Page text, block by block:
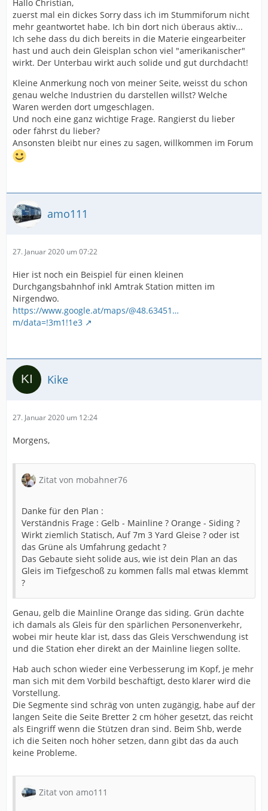
Hallo Christian,
zuerst mal ein dickes Sorry dass ich im Stummiforum nicht
mehr geantwortet habe. Ich bin dort nich überaus aktiv...
Ich sehe dass du dich bereits in die Materie eingearbeiter
hast und auch dein Gleisplan schon viel "amerikanischer"
wirkt. Der Unterbau wirkt auch solide und gut durchdacht!
Kleine Anmerkung noch von meiner Seite, weisst du schon
genau welche Industrien du darstellen willst? Welche
Waren werden dort umgeschlagen.
Und noch eine ganz wichtige Frage. Rangierst du lieber
oder fährst du lieber?
Ansonsten bleibt nur eines zu sagen, willkommen im Forum
amo111
27. Januar 2020 um 07:22
Hier ist noch ein Beispiel für einen kleinen
Durchgangsbahnhof inkl Amtrak Station mitten im
Nirgendwo.
https://www.google.at/maps/@48.63451…
m/data=!3m1!1e3
Kike
27. Januar 2020 um 12:24
Morgens,
Zitat von mobahner76
Danke für den Plan :
Verständnis Frage : Gelb - Mainline ? Orange - Siding ?
Wirkt ziemlich Statisch, Auf 7m 3 Yard Gleise ? oder ist
das Grüne als Umfahrung gedacht ?
Das Gebaute sieht solide aus, wie ist dein Plan an das
Gleis im Tiefgeschoß zu kommen falls mal etwas klemmt
?
Genau, gelb die Mainline Orange das siding. Grün dachte
ich damals als Gleis für den spärlichen Personenverkehr,
wobei mir heute klar ist, dass das Gleis Verschwendung ist
und die Station eher direkt an der Mainline liegen sollte.
Hab auch schon wieder eine Verbesserung im Kopf, je mehr
man sich mit dem Vorbild beschäftigt, desto klarer wird die
Vorstellung.
Die Segmente sind schräg von unten zugängig, habe auf der
langen Seite die Seite Bretter 2 cm höher gesetzt, das reicht
als Eingriff wenn die Stützen dran sind. Beim Shb, werde
ich die Seiten noch höher setzen, dann gibt das da auch
keine Probleme.
Zitat von amo111